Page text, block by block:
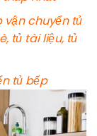
vận chuyển tủ
tủ tài liệu, tủ
tủ bếp